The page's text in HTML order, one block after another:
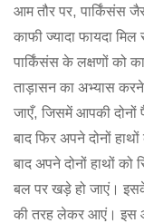
आम तौर पर, पार्किंसंस
काफी ज्यादा फायदा
पार्किंसंस के लक्षणों को
ताड़ासन का अभ्यास
जाएँ, जिसमें आपकी
बाद फिर अपने दोनों
बाद अपने दोनों हाथों
बल पर खड़े हो जाएं।
की तरह लेकर आएं। इस